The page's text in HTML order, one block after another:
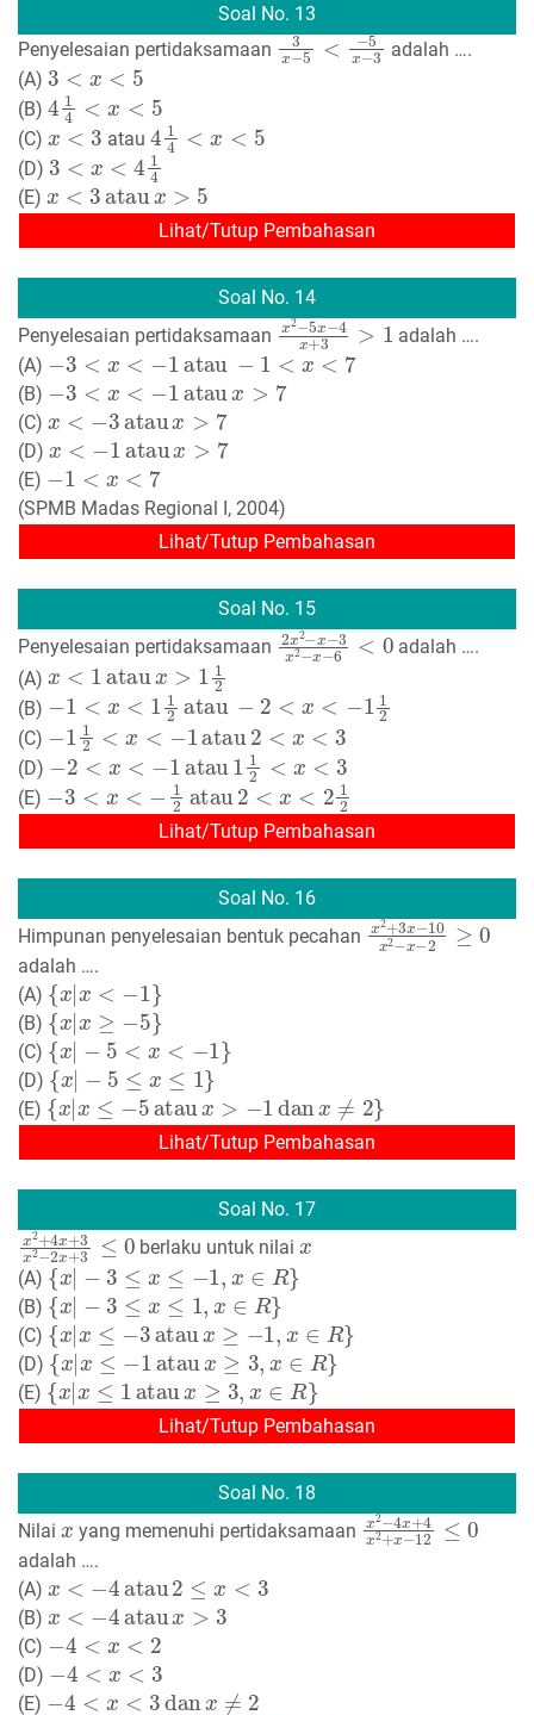
Soal No. 13
Penyelesaian pertidaksamaan
3x−5<−5x−3
adalah ….
(A)
3<x<5
(B)
4 1 4 < <5
(C)
x <3
atau
4 1
(D)
3 x <414
(E)
x< 3 atau > 5
Lihat/Tutup Pembahasan
Soal No. 14
Penyelesaian pertidaksamaan
x2−5x−4x+3>1
adalah ….
(A)
− 3<x<−1 atau−1<x<7
(B)
3< x<− atau x>7
(C)
<− 3ataux 7
(D)
x − ataux>7
(E)
− 1< 7
(SPMB Madas Regional I, 2004)
Lihat/Tutup Pembahasan
Soal No. 15
Penyelesaian pertidaksamaan
2x2−x−3x2−x−6<0
adalah ….
(A)
x atau x>
(B)
− 1< x<112atau −2< −1
(C)
11 2 <x − 1 atau2< 3
(D)
2 <x − 1 atau 112<x<3
(E)
3< < − 2 atau2<x<21
Lihat/Tutup Pembahasan
Soal No. 16
Himpunan penyelesaian bentuk pecahan
x2+3x−10x2−x−
adalah ….
(A)
{x|x <−
(B)
{x|x≥ −5
(C)
{x|−5 <x −1
(D)
{x|− ≤x ≤1 }
(E)
{x|x 5 atau x> −1 ≠ }
Lihat/Tutup Pembahasan
Soal No. 17
x2+4x+3x2−2x+3≤0
berlaku untuk nilai
x
(A)
{x|−3 ≤x − ∈ }
(B)
{x|− ≤x ≤1 ,x ∈R}
(C)
{x|x 3 atau x≥ −1 ,x ∈ R}
(D)
{x|x≤ −1 ataux≥3,x ∈R}
(E)
{x|x≤ 1ataux≥3,x∈ R}
Lihat/Tutup Pembahasan
Soal No. 18
Nilai
x
yang memenuhi pertidaksamaan
x2−4x+4x2+x−12
adalah ….
(A)
x<−4atau2 x<
(B)
x − ataux>3
(C)
− 4< 2
(D)
4< x<3
(E)
4< x< 3 danx ≠